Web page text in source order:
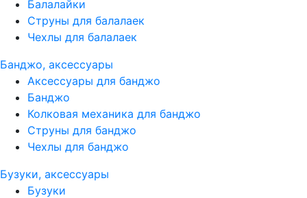
Балалайки
Струны для балалаек
Чехлы для балалаек
Банджо, аксессуары
Аксессуары для банджо
Банджо
Колковая механика для банджо
Струны для банджо
Чехлы для банджо
Бузуки, аксессуары
Бузуки